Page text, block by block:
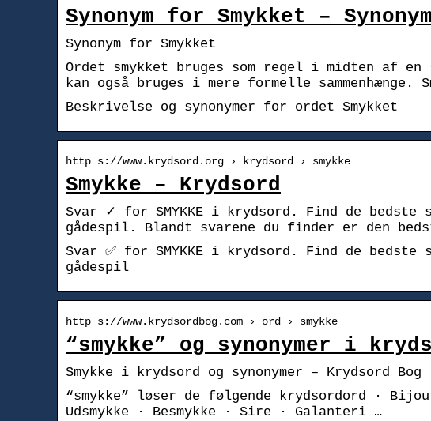
Synonym for Smykket –
Synonym for Smykket
Ordet smykket bruges som regel i midten af
kan også bruges i mere formelle sammenhænge.
Beskrivelse og synonymer for ordet Smykket
http s://www.krydsord.org › krydsord › smykke
Smykke – Krydsord
Svar ✓ for SMYKKE i krydsord. Find de
gådespil. Blandt svarene du finder er den
Svar ✅ for SMYKKE i krydsord. Find de
gådespil
http s://www.krydsordbog.com › ord › smykke
“smykke” og synonymer i
Smykke i krydsord og synonymer – Krydsord Bog
“smykke” løser de følgende krydsordord ·
Udsmykke · Besmykke · Sire · Galanteri …